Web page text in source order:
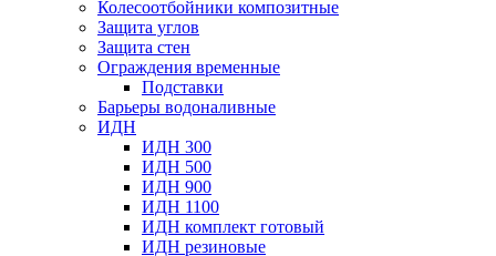
Колесоотбойники композитные
Защита углов
Защита стен
Ограждения временные
Подставки
Барьеры водоналивные
ИДН
ИДН 300
ИДН 500
ИДН 900
ИДН 1100
ИДН комплект готовый
ИДН резиновые